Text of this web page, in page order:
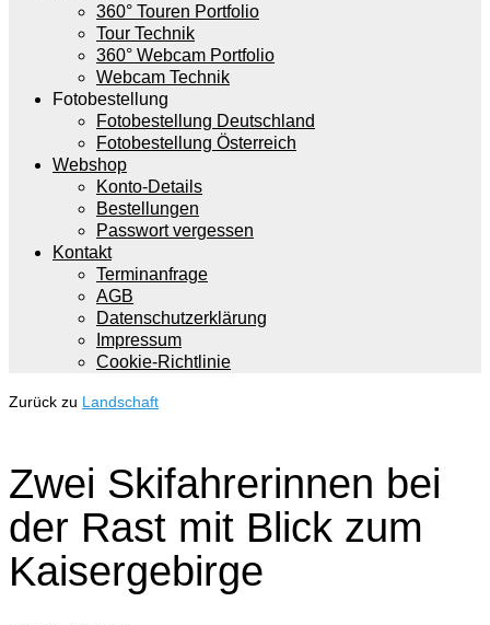
360° Touren Portfolio
Tour Technik
360° Webcam Portfolio
Webcam Technik
Fotobestellung
Fotobestellung Deutschland
Fotobestellung Österreich
Webshop
Konto-Details
Bestellungen
Passwort vergessen
Kontakt
Terminanfrage
AGB
Datenschutzerklärung
Impressum
Cookie-Richtlinie
Zurück zu Landschaft
Zwei Skifahrerinnen bei
der Rast mit Blick zum
Kaisergebirge